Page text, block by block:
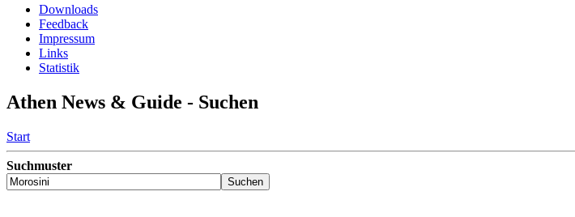
Downloads
Feedback
Impressum
Links
Statistik
Athen News & Guide - Suchen
Start
Suchmuster